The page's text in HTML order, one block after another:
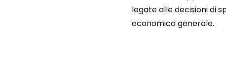
legate alle decisioni di
economica generale.